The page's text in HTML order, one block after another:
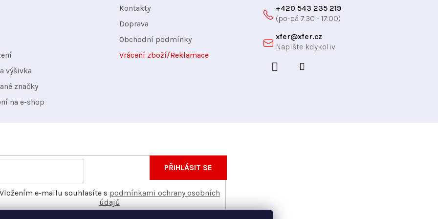
výšivka
značky
na e-shop
Kontakty
Doprava
Obchodní podmínky
Vrácení zboží/Reklamace
xfer@xfer.cz
+420 543 235 219
o nových produktech na našem e-shopu.
Vložením e-mailu souhlasíte s podmínkami ochrany osobních
údajů
PŘIHLÁSIT SE